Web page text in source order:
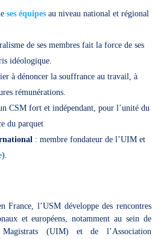
ses équipes au niveau national et régional
de ses membres fait la force de ses
idéologique.
à dénoncer la souffrance au travail, à
rémunérations.
CSM fort et indépendant, pour l’unité du
du parquet
: membre fondateur de l’UIM et
).
France, l’USM développe des rencontres
et européens, notamment au sein de
(UIM) et de l’Association